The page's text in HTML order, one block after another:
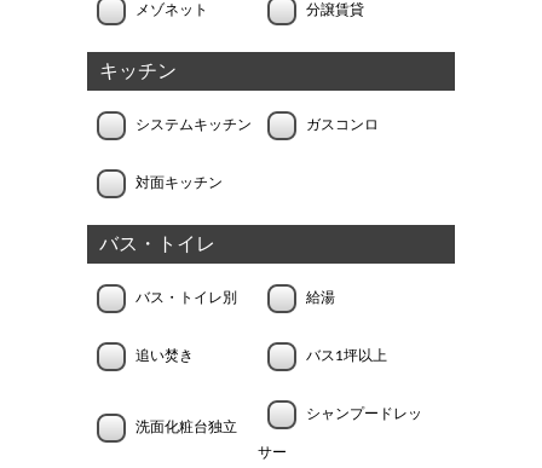
メゾネット 分譲賃貸
キッチン
システムキッチン ガスコンロ
対面キッチン
バス・トイレ
バス・トイレ別 給湯
追い焚き バス1坪以上
洗面化粧台独立
シャンプードレッ
サー